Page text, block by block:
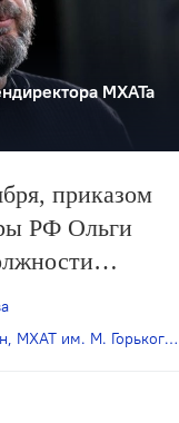
МХАТа
приказом
РФ Ольги
МХАТа
, МХАТ им. М. Горького ,